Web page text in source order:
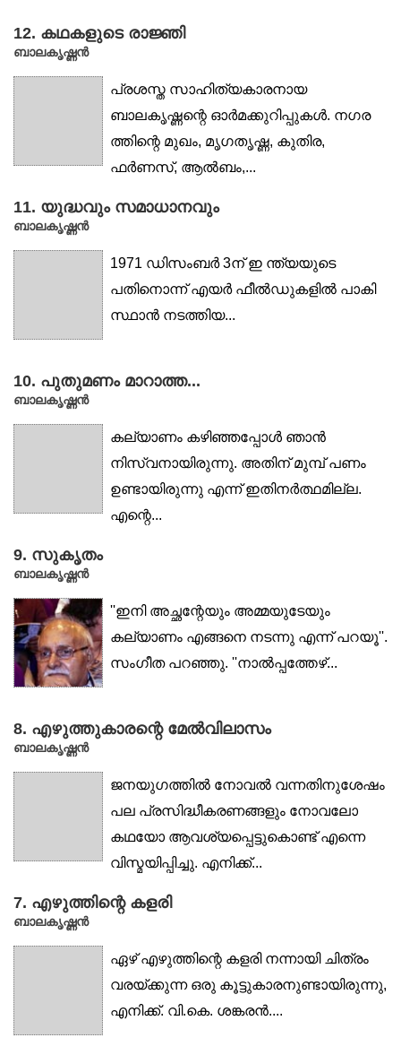
12. കഥകളുടെ രാജ്ഞി
ബാലകൃഷ്ണൻ
പ്രശസ്ത സാഹിത്യകാരനായ
ബാലകൃഷ്ണന്റെ ഓർമക്കുറിപ്പുകൾ. നഗര
ത്തിന്റെ മുഖം, മൃഗതൃഷ്ണ, കുതിര,
ഫർണസ്, ആൽബം,...
11. യുദ്ധവും സമാധാനവും
ബാലകൃഷ്ണൻ
1971 ഡിസംബർ 3ന് ഇ ന്ത്യയുടെ
പതിനൊന്ന് എയർ ഫീൽഡുകളിൽ പാകി
സ്ഥാൻ നടത്തിയ...
10. പുതുമണം മാറാത്ത...
ബാലകൃഷ്ണൻ
കല്യാണം കഴിഞ്ഞപ്പോള്‍ ഞാന്‍
നിസ്വനായിരുന്നു. അതിന് മുമ്പ് പണം
ഉണ്ടായിരുന്നു എന്ന് ഇതിനര്‍ത്ഥമില്ല.
എന്റെ...
9. സുകൃതം
ബാലകൃഷ്ണൻ
''ഇനി അച്ഛന്റേയും അമ്മയുടേയും
കല്യാണം എങ്ങനെ നടന്നു എന്ന് പറയൂ''.
സംഗീത പറഞ്ഞു. ''നാല്‍പ്പത്തേഴ്...
8. എഴുത്തുകാരന്റെ മേല്‍വിലാസം
ബാലകൃഷ്ണൻ
ജനയുഗത്തില്‍ നോവല്‍ വന്നതിനുശേഷം
പല പ്രസിദ്ധീകരണങ്ങളും നോവലോ
കഥയോ ആവശ്യപ്പെട്ടുകൊണ്ട് എന്നെ
വിസ്മയിപ്പിച്ചു. എനിക്ക്...
7. എഴുത്തിന്റെ കളരി
ബാലകൃഷ്ണൻ
ഏഴ് എഴുത്തിന്റെ കളരി നന്നായി ചിത്രം
വരയ്ക്കുന്ന ഒരു കൂട്ടുകാരനുണ്ടായിരുന്നു,
എനിക്ക്. വി.കെ. ശങ്കരൻ....